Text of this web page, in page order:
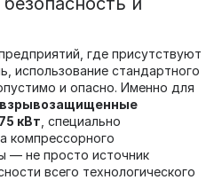
где присутствуют
использование стандартного
и опасно. Именно для
взрывозащищенные
кВт , специально
компрессорного
— не просто источник
всего технологического